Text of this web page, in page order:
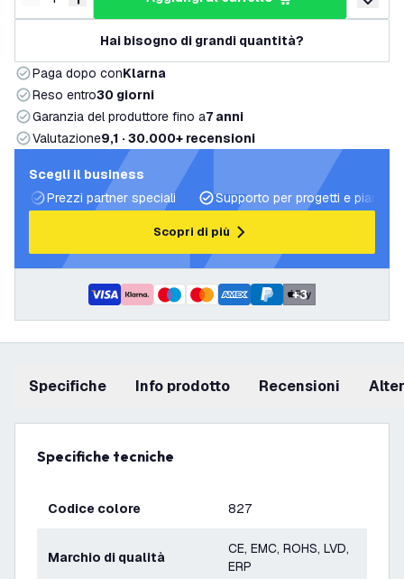
Riduci quantitàAumenta quantità
Hai bisogno di grandi quantità?
Paga dopo conKlarna
Reso entro30 giorni
Garanzia del produttore fino a7 anni
Valutazione9,1 · 30.000+ recensioni
Scegli il business
Prezzi partner speciali
Supporto per progetti e piani di
Scopri di più
+3
Specifiche info prodotto recensioni
Specifiche tecniche
Codice colore 827
Marchio di qualità
CE, EMC, ROHS, LVD,
ERP